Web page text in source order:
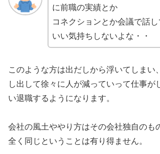
に前職の実績とか
コネクションとか会議で話
いい気持ちしないよな・・
このような方は出だしから浮いてしまい
し出して徐々に人が減っていって仕事が
い退職するようになります。
会社の風土ややり方はその会社独自のも
全く同じということは有り得ません。